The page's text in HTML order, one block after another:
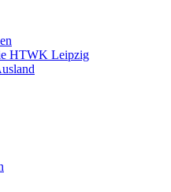
HTWK Leipzig